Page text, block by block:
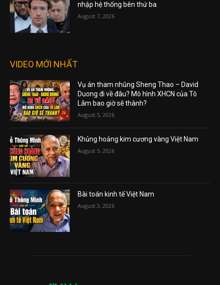
nhập hệ thống bên thứ ba
August 7, 2026
VIDEO MỚI NHẤT
Vụ án tham nhũng Sheng Thao – David
Duong đi về đâu? Mô hình XHCN của Tô
Lâm bao giờ sẽ thành?
August 5, 2026
Khủng hoảng kim cương vàng Việt Nam
August 5, 2026
Bài toán kinh tế Việt Nam
August 3, 2026